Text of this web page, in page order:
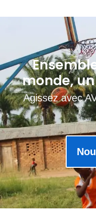
monde,
Agissez avec